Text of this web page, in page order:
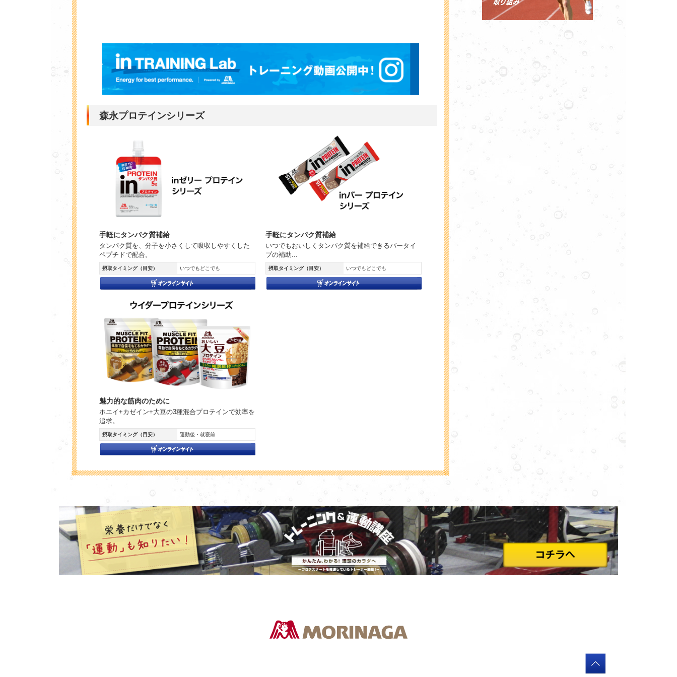
森永プロテインシリーズ
手軽にタンパク質補給
タンパク質を、分子を小さくして吸収しやすくした
ペプチドで配合。
摂取タイミング（目安） いつでもどこでも
手軽にタンパク質補給
いつでもおいしくタンパク質を補給できるバータイ
プの補助...
摂取タイミング（目安） いつでもどこでも
魅力的な筋肉のために
ホエイ+カゼイン+大豆の3種混合プロテインで効率を
追求。
摂取タイミング（目安） 運動後・就寝前